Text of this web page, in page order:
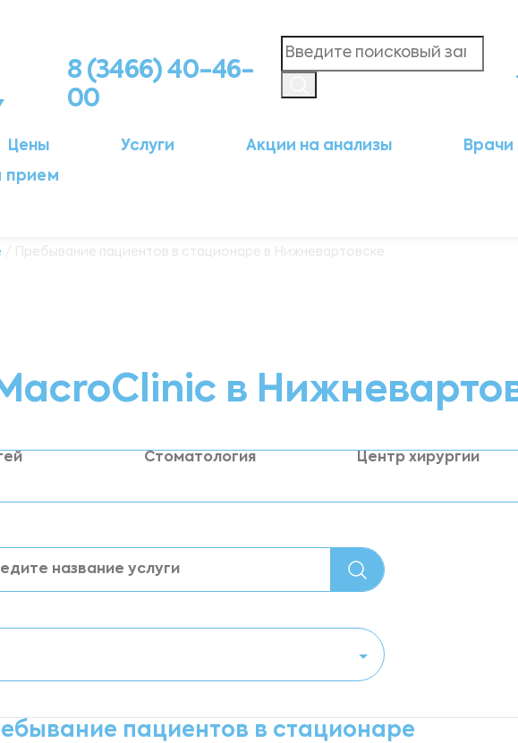
8 (3466) 40-46-
00
Цены Услуги Акции на анализы Врачи
прием
/ Пребывание пациентов в стационаре в Нижневартовске
в
Стоматология Центр хирургии
пациентов в стационаре